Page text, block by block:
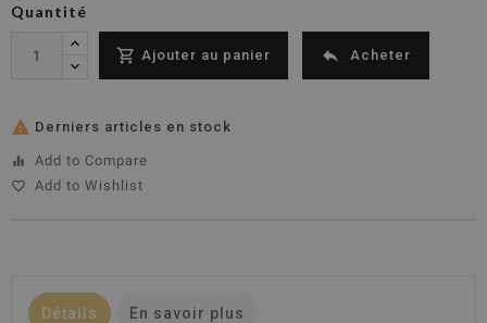
Quantité
 Ajouter au panier  Acheter
 Derniers articles en stock
equalizer Add to Compare
favorite_border Add to Wishlist
Détails En savoir plus